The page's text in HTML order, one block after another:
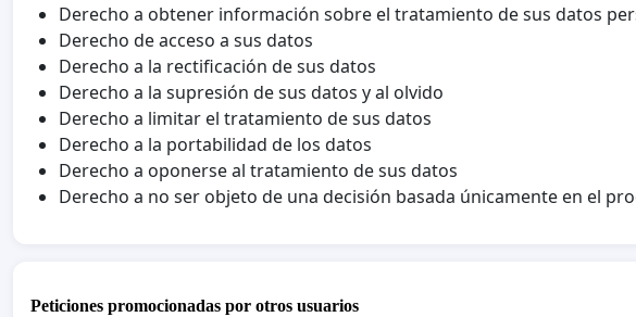
Derecho a obtener información sobre el tratamiento de sus datos
Derecho de acceso a sus datos
Derecho a la rectificación de sus datos
Derecho a la supresión de sus datos y al olvido
Derecho a limitar el tratamiento de sus datos
Derecho a la portabilidad de los datos
Derecho a oponerse al tratamiento de sus datos
Derecho a no ser objeto de una decisión basada únicamente en el
Peticiones promocionadas por otros usuarios